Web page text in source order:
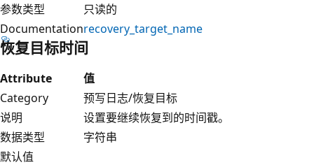
参数类型
只读的
Documentationrecovery_target_name
恢复目标时间
Attribute
值
Category
预写日志/恢复目标
说明
设置要继续恢复到的时间戳。
数据类型
字符串
默认值